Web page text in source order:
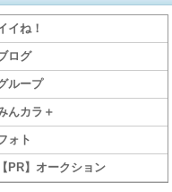
イね！
ログ
ループ
んカラ＋
ォト
【PR】オークション